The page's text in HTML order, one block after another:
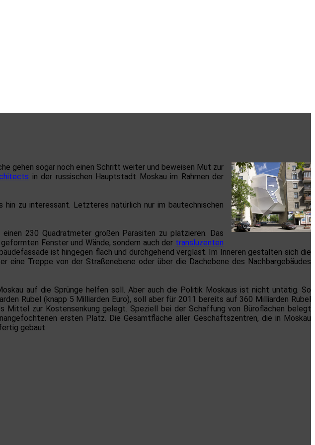
gehen sogar noch einen Schritt weiter und beweisen Mut zur
in der russischen Hauptstadt Moskau im Rahmen der
zu interessant. Letzteres natürlich nur im bautechnischen
230 Quadratmeter großen Parasiten zu platzieren. Das
Fenster und Wände, sondern auch der transluzenten
ist hingegen flach und durchgehend verglast. Im Inneren gestalten sich die
eine Treppe von der Straßenebene oder über die Dachebene des Nachbargebäudes
auf die Sprünge helfen soll. Aber auch die Politik Moskaus ist nicht untätig. So
Rubel (knapp 5 Milliarden Euro), soll aber für 2011 bereits auf 360 Milliarden Rubel
Mittel zur Kostensenkung gelegt. Speziell bei der Schaffung von Büroflächen belegt
ersten Platz. Die Gesamtfläche aller Geschäftszentren, die in Moskau
gebaut.